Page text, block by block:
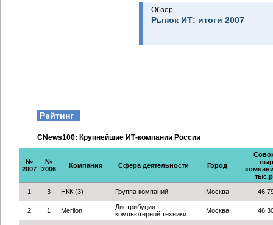
Обзор
Рынок ИТ: итоги 2007
Рейтинг
CNews100: Крупнейшие ИТ-компании России
№
2007
№
2006
Компания Сфера деятельности Город
1 3 НКК (3) Группа компаний Москва 46
2 1 Merlion
Дистрибуция
компьютерной техники
Москва 46